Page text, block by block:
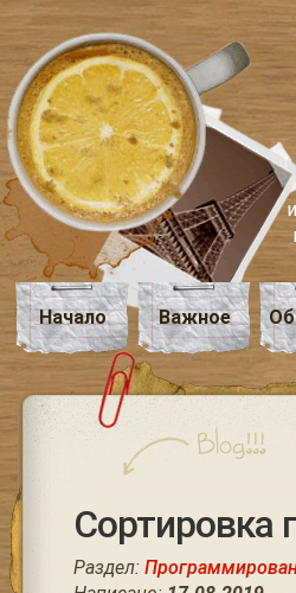
Начало Важное Об
Сортировка
Раздел: